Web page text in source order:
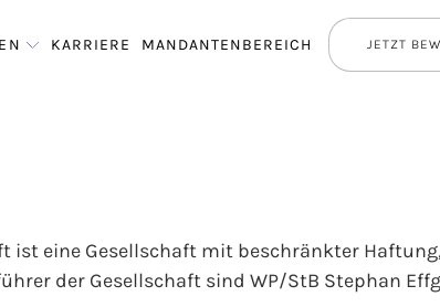
KARRIERE MANDANTENBEREICH JETZT
ist eine Gesellschaft mit beschränkter
der Gesellschaft sind WP/StB Stephan